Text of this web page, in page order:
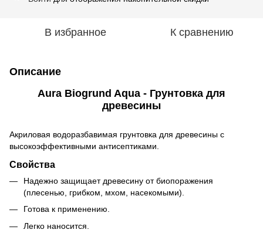
В избранное К сравнению
Описание
Aura Biogrund Aqua - Грунтовка для
древесины
Акриловая водоразбавимая грунтовка для древесины с
высокоэффективными антисептиками.
Свойства
Надежно защищает древесину от биопоражения
(плесенью, грибком, мхом, насекомыми).
Готова к применению.
Легко наносится.